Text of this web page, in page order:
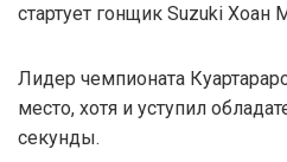
стартует гонщик Suzuki Хоан
Лидер чемпионата
место, хотя и уступил
секунды.